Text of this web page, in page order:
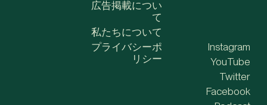
広告掲載につい
て
私たちについて
プライバシーポ
リシー
Instagram
YouTube
Twitter
Facebook